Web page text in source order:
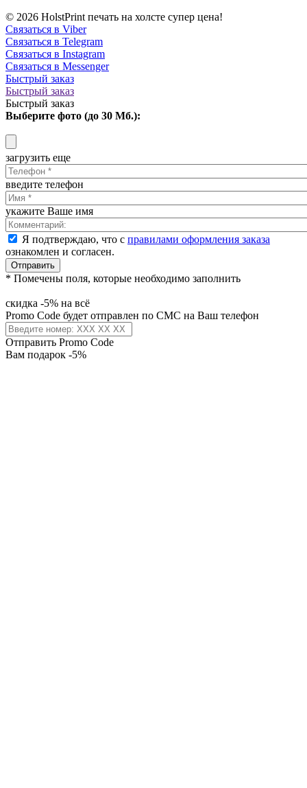
© 2026 HolstPrint печать на холсте супер цена!
Связаться в Viber
Связаться в Telegram
Связаться в Instagram
Связаться в Messenger
Быстрый заказ
Быстрый заказ
Быстрый заказ
Выберите фото (до 30 Мб.):
загрузить еще
введите телефон
укажите Ваше имя
Я подтверждаю, что с правилами оформления заказа
ознакомлен и согласен.
Отправить
* Помечены поля, которые необходимо заполнить
скидка -5% на всё
Promo Code будет отправлен по СМС на Ваш телефон
Отправить Promo Code
Вам подарок -5%